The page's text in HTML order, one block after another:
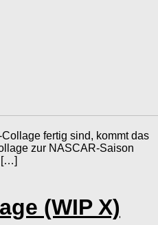
fertig sind, kommt das
zur NASCAR-Saison
[…]
(WIP X)